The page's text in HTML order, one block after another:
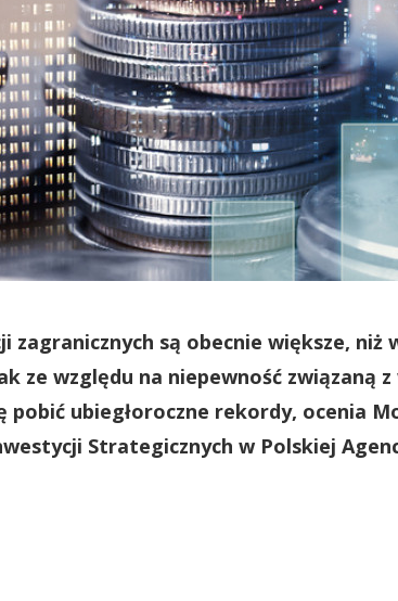
zagranicznych są obecnie większe, niż
ze względu na niepewność związaną
pobić ubiegłoroczne rekordy, ocenia
Strategicznych w Polskiej